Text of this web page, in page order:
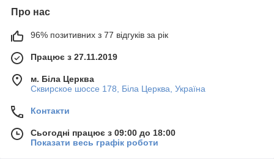
Про нас
96% позитивних з 77 відгуків за рік
Працює з 27.11.2019
м. Біла Церква
Сквирское шоссе 178, Біла Церква, Україна
Контакти
Сьогодні працює з 09:00 до 18:00
Показати весь графік роботи